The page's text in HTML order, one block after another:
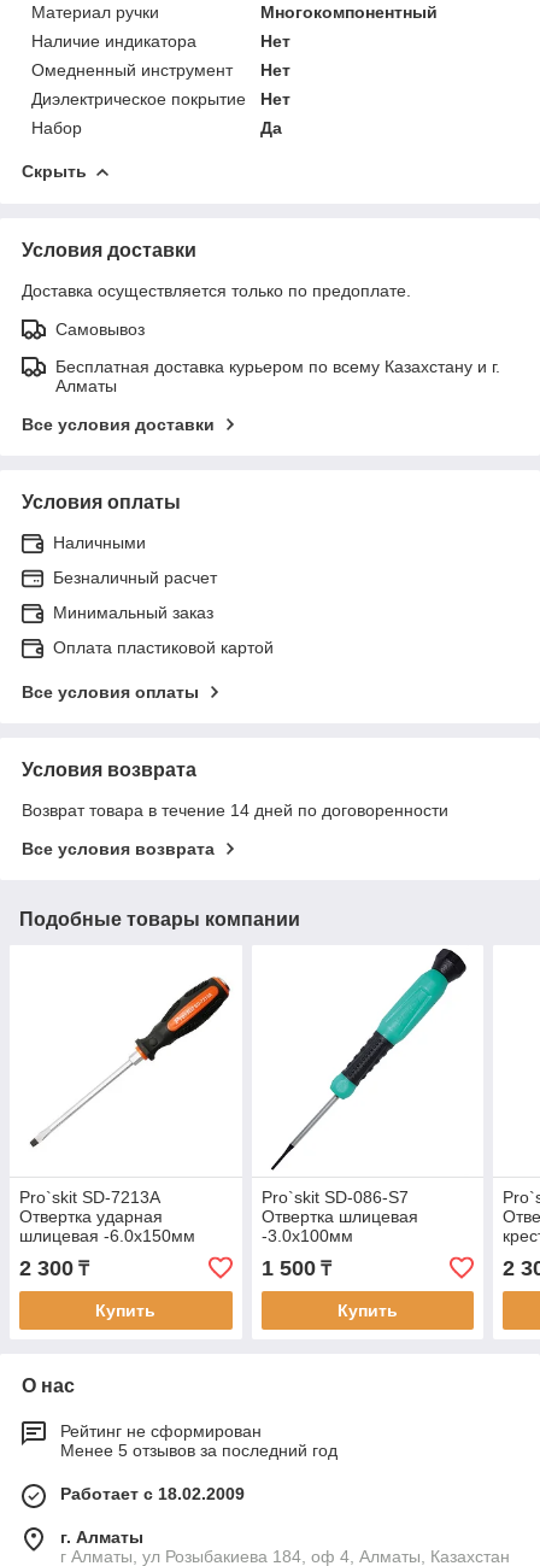
Материал ручки
Многокомпонентный
Наличие индикатора
Нет
Омедненный инструмент
Нет
Диэлектрическое покрытие
Нет
Набор
Да
Скрыть
Условия доставки
Доставка осуществляется только по предоплате.
Самовывоз
Бесплатная доставка курьером по всему Казахстану и г.
Алматы
Все условия доставки
Условия оплаты
Наличными
Безналичный расчет
Минимальный заказ
Оплата пластиковой картой
Все условия оплаты
Условия возврата
Возврат товара в течение 14 дней по договоренности
Все условия возврата
Подобные товары компании
Pro`skit SD-7213A
Отвертка ударная
шлицевая -6.0х150мм
2 300 ₸
Купить
Pro`skit SD-086-S7
Отвертка шлицевая
-3.0х100мм
1 500₸
Купить
2
О нас
Рейтинг не сформирован
Менее 5 отзывов за последний год
Работает с 18.02.2009
г. Алматы
г Алматы, ул Розыбакиева 184, оф 4, Алматы, Казахстан